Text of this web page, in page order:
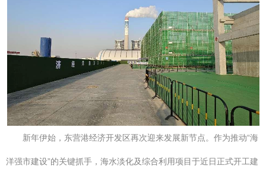
新年伊始，东营港经济开发区再次迎来发展新节点。作为推动“海
洋强市建设”的关键抓手，海水淡化及综合利用项目于近日正式开工建